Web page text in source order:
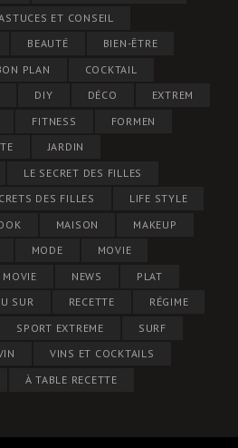
ET CONSEIL
BEAUTÉ
BIEN-ÊTRE
PLAN
COCKTAIL
DIY DÉCO
EXTREM
FITNESS
FORMEN
JARDIN
LE SECRET DES FILLES
DES FILLES
LIFE STYLE
MAISON
MAKEUP
MODE
MOVIE
NEWS
PLAT
SUR RECETTE
RÉGIME
SPORT EXTREME
SURF
VINS ET COCKTAILS
À TABLE RECETTE